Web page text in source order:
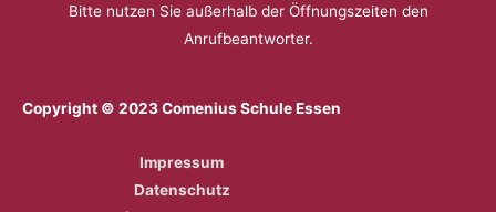
Bitte nutzen Sie außerhalb der Öffnungszeiten den
Anrufbeantworter.
Copyright © 2023 Comenius Schule Essen
Impressum
Datenschutz